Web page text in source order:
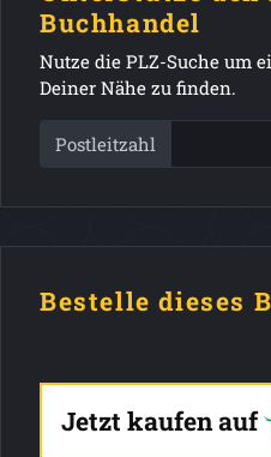
Buchhandel
Nutze die PLZ-Suche um
Deiner Nähe zu finden.
Postleitzahl
Bestelle dieses
Jetzt kaufen auf